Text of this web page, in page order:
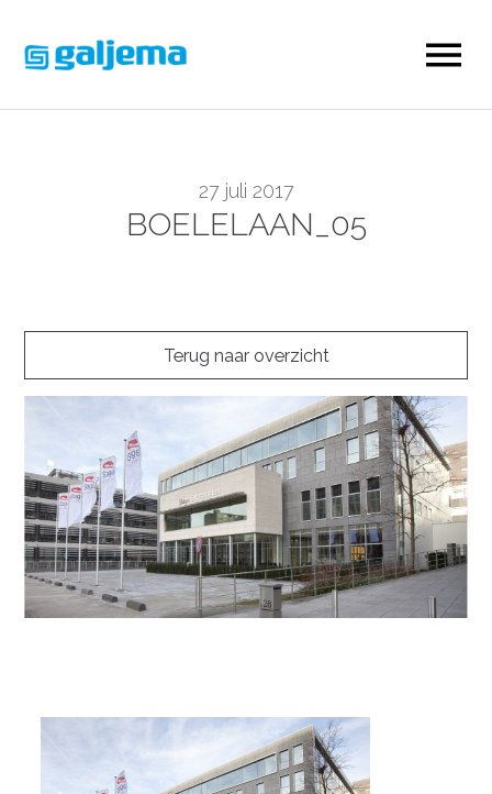
27 juli 2017
BOELELAAN_05
Terug naar overzicht